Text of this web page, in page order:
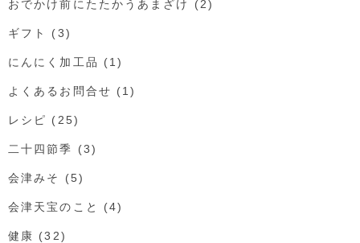
おでかけ前にたたかうあまざけ (2)
ギフト (3)
にんにく加工品 (1)
よくあるお問合せ (1)
レシピ (25)
二十四節季 (3)
会津みそ (5)
会津天宝のこと (4)
健康 (32)